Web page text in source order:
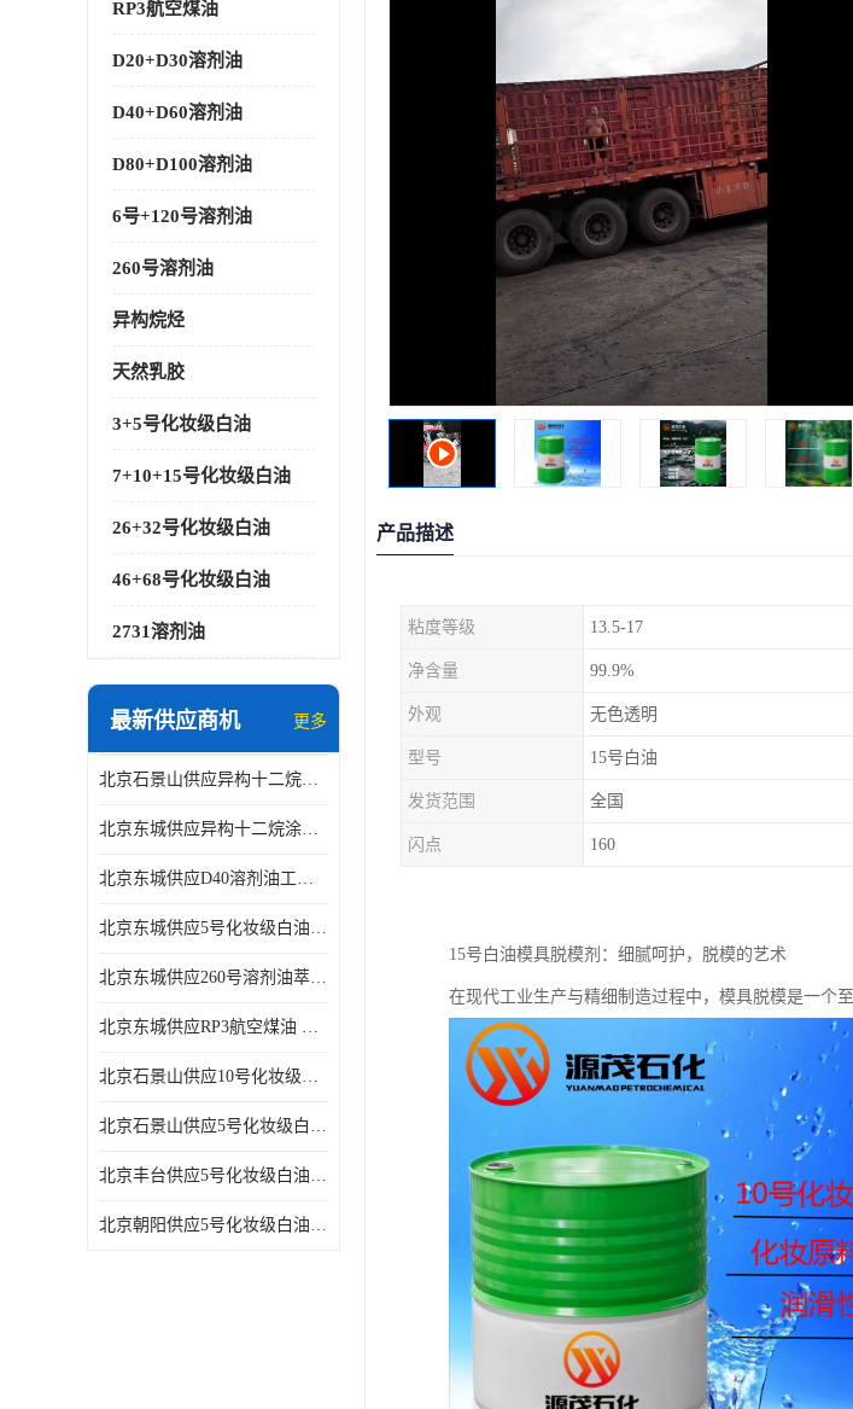
RP3航空煤油
D20+D30溶剂油
D40+D60溶剂油
D80+D100溶剂油
6号+120号溶剂油
260号溶剂油
异构烷烃
天然乳胶
3+5号化妆级白油
7+10+15号化妆级白油
26+32号化妆级白油
46+68号化妆级白油
2731溶剂油
最新供应商机 更多
北京石景山供应异构十二烷香精助剂
北京东城供应异构十二烷涂料胶粘油墨稀释剂
北京东城供应D40溶剂油工业金属清洗
北京东城供应5号化妆级白油钻井液润滑剂
北京东城供应260号溶剂油萃取溶剂油金属萃取剂
北京东城供应RP3航空煤油 高含量国标工业级航空煤油燃料油 无色透明
北京石景山供应10号化妆级白油高精密机械润滑油
北京石景山供应5号化妆级白油缝纫机油 设备润滑油
北京丰台供应5号化妆级白油纤维与织物柔软光亮
北京朝阳供应5号化妆级白油纺织时的润滑剂
产品描述
粘度等级 13.5-17
净含量 99.9%
外观 无色透明
型号 15号白油
发货范围 全国
闪点 160
15号白油模具脱模剂：细腻呵护，脱模的艺术
在现代工业生产与精细制造过程中，模具脱模是一个至